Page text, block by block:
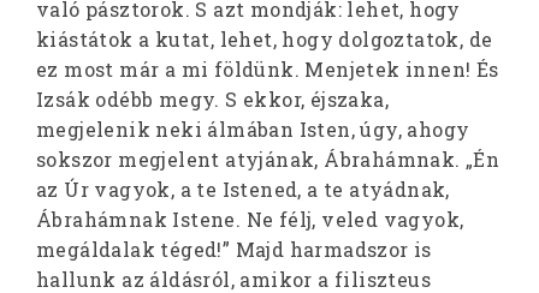
való pásztorok. S azt mondják: lehet, hogy
kiástátok a kutat, lehet, hogy dolgoztatok, de
ez most már a mi földünk. Menjetek innen! És
Izsák odébb megy. S ekkor, éjszaka,
megjelenik neki álmában Isten, úgy, ahogy
sokszor megjelent atyjának, Ábrahámnak. „Én
az Úr vagyok, a te Istened, a te atyádnak,
Ábrahámnak Istene. Ne félj, veled vagyok,
megáldalak téged!” Majd harmadszor is
hallunk az áldásról, amikor a filiszteus